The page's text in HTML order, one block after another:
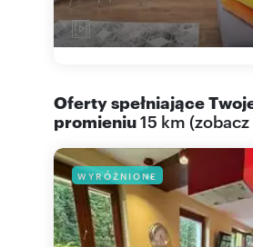
Oferty spełniające
promieniu15 km (
WYRÓŻNIONE